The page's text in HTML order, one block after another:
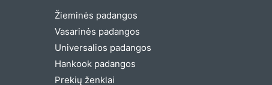
Žieminės padangos
Vasarinės padangos
Universalios padangos
Hankook padangos
Prekių ženklai